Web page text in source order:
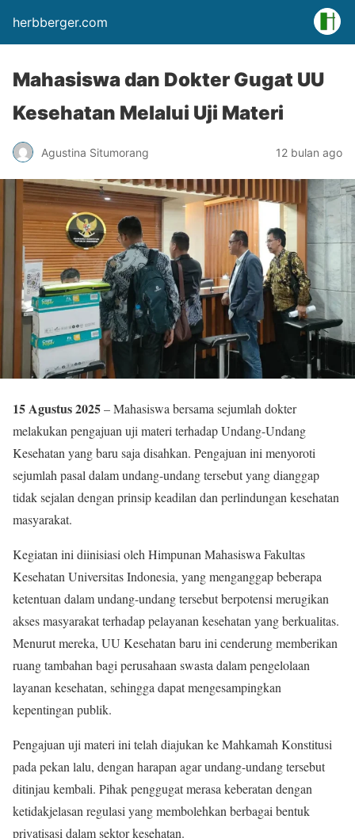
herbberger.com
Mahasiswa dan Dokter Gugat UU
Kesehatan Melalui Uji Materi
Agustina Situmorang 12 bulan ago
15 Agustus 2025– Mahasiswa bersama sejumlah dokter
melakukan pengajuan uji materi terhadap Undang-Undang
Kesehatan yang baru saja disahkan. Pengajuan ini menyoroti
sejumlah pasal dalam undang-undang tersebut yang dianggap
tidak sejalan dengan prinsip keadilan dan perlindungan kesehatan
masyarakat.
Kegiatan ini diinisiasi oleh Himpunan Mahasiswa Fakultas
Kesehatan Universitas Indonesia, yang menganggap beberapa
ketentuan dalam undang-undang tersebut berpotensi merugikan
akses masyarakat terhadap pelayanan kesehatan yang berkualitas.
Menurut mereka, UU Kesehatan baru ini cenderung memberikan
ruang tambahan bagi perusahaan swasta dalam pengelolaan
layanan kesehatan, sehingga dapat mengesampingkan
kepentingan publik.
Pengajuan uji materi ini telah diajukan ke Mahkamah Konstitusi
pada pekan lalu, dengan harapan agar undang-undang tersebut
ditinjau kembali. Pihak penggugat merasa keberatan dengan
ketidakjelasan regulasi yang membolehkan berbagai bentuk
privatisasi dalam sektor kesehatan.